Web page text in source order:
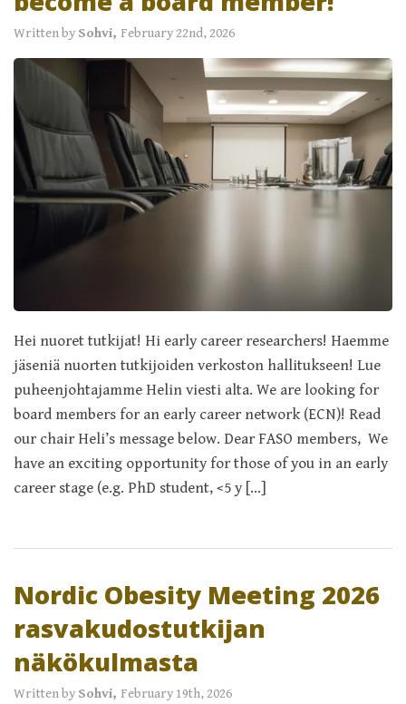
Written by Sohvi, February 22nd, 2026
Hei nuoret tutkijat! Hi early career researchers! Haemme
jäseniä nuorten tutkijoiden verkoston hallitukseen! Lue
puheenjohtajamme Helin viesti alta. We are looking for
board members for an early career network (ECN)! Read
our chair Heli’s message below. Dear FASO members, We
have an exciting opportunity for those of you in an early
career stage (e.g. PhD student, <5 y […]
Nordic Obesity Meeting 2026
rasvakudostutkijan
näkökulmasta
Written by Sohvi, February 19th, 2026